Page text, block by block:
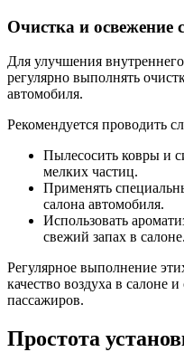
Очистка и освежение
Для улучшения
регулярно выполнять
автомобиля.
Рекомендуется проводить
Пылесосить ковры и
мелких частиц.
Применять
салона автомобиля.
Использовать
свежий запах в салоне.
Регулярное выполнение
качество воздуха в салоне
пассажиров.
Простота